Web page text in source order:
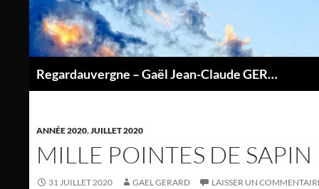
contenu
Regardauvergne – Gaël Jean-Claude GERARD
ANNÉE 2020,JUILLET 2020
MILLE POINTES DE SAPIN
31 JUILLET 2020 GAEL GERARD LAISSER UN